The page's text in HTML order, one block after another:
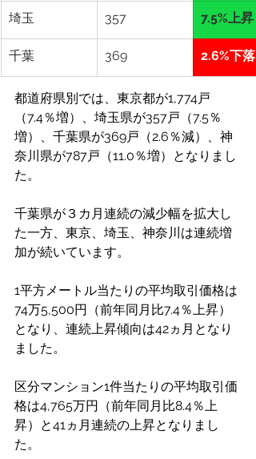
埼玉 357 7.5%上昇
千葉 369 2.6%下落
都道府県別では、東京都が1,774戸
（7.4％増）、埼玉県が357戸（7.5％
増）、千葉県が369戸（2.6％減）、神
奈川県が787戸（11.0％増）となりまし
た。
千葉県が３カ月連続の減少幅を拡大し
た一方、東京、埼玉、神奈川は連続増
加が続いています。
1平方メートル当たりの平均取引価格は
74万5,500円（前年同月比7.4％上昇）
となり、連続上昇傾向は42ヵ月となり
ました。
区分マンション1件当たりの平均取引価
格は4,765万円（前年同月比8.4％上
昇）と41ヵ月連続の上昇となりまし
た。